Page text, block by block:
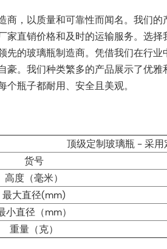
商，以质量和可靠性而闻名。我们
家直销价格和及时的运输服务。选择
先的玻璃瓶制造商。凭借我们在行
豪。我们种类繁多的产品展示了优
瓶子都耐用、安全且美观。
顶级定制玻璃瓶 - 采
货号
高度（毫米）
最大直径(mm)
小直径（mm）
重量（克）